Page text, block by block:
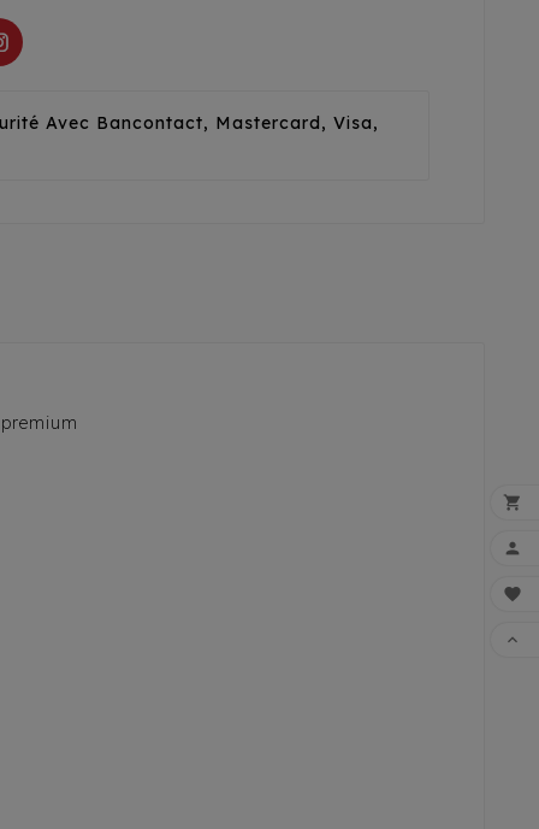
Avec Bancontact, Mastercard, Visa,



